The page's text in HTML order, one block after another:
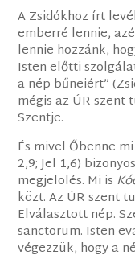
A Zsidókhoz írt
emberré lennie,
lennie hozzánk,
Isten előtti
a nép bűneiért”
mégis az ÚR szent
Szentje.
És mivel Őbenne
2,9; Jel 1,6)
megjelölés. Mi is
közt. Az ÚR szent
Elválasztott nép.
sanctorum. Isten
végezzük, hogy a